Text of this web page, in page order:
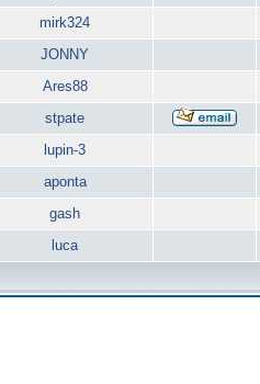
mirk324
JONNY
Ares88
stpate
lupin-3
aponta
gash
luca